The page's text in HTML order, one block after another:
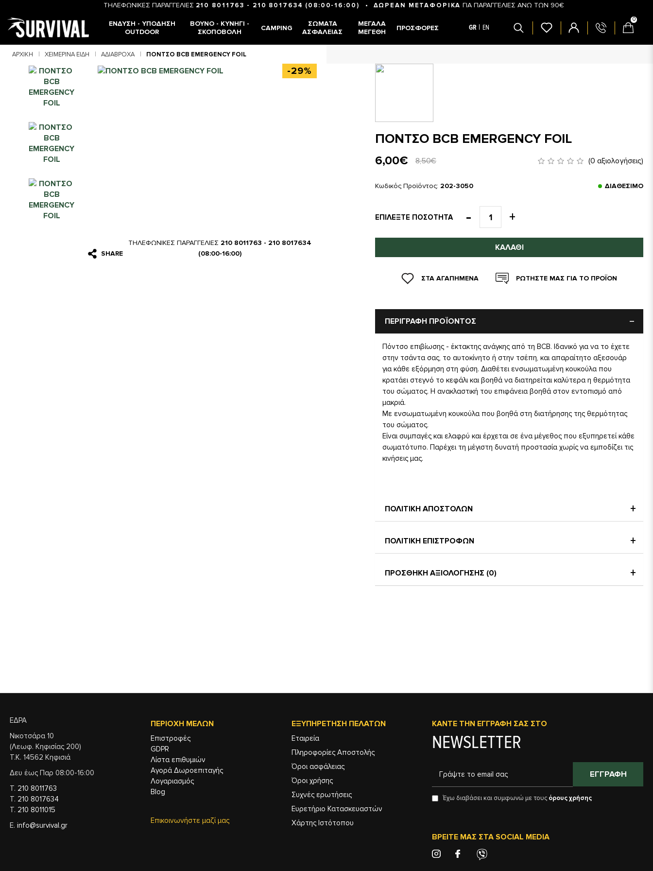
ΤΗΛΕΦΩΝΙΚΕΣ ΠΑΡΑΓΓΕΛΙΕΣ 210 8011763 - 210 8017634 (08:00-16:00) • ΔΩΡΕΑΝ ΜΕΤΑΦΟΡΙΚΑ ΓΙΑ ΠΑΡΑΓΓΕΛΙΕΣ ΑΝΩ ΤΩΝ 90€
ΈΝΔΥΣΗ - ΥΠΌΔΗΣΗ
OUTDOOR
ΒΟΥΝΌ - ΚΥΝΉΓΙ -
ΣΚΟΠΟΒΟΛΉ
CAMPING
ΣΏΜΑΤΑ
ΑΣΦΑΛΕΊΑΣ
ΜΕΓΆΛΑ
ΜΕΓΈΘΗ
ΠΡΟΣΦΟΡΈΣ GR EN
0
ΑΡΧΙΚΉ ΧΕΙΜΕΡΙΝΆ ΕΊΔΗ ΑΔΙΆΒΡΟΧΑ ΠΟΝΤΣΟ BCB EMERGENCY FOIL
-29%
SHARE
ΤΗΛΕΦΩΝΙΚΕΣ ΠΑΡΑΓΓΕΛΙΕΣ 210 8011763 - 210 8017634
(08:00-16:00)
ΠΟΝΤΣΟ BCB EMERGENCY FOIL
6,00€ 8,50€ (0 αξιολογήσεις)
Κωδικός Προϊόντος: 202-3050 ΔΙΑΘΈΣΙΜΟ
ΕΠΙΛΈΞΤΕ ΠΟΣΌΤΗΤΑ
ΚΑΛΆΘΙ
ΣΤΑ ΑΓΑΠΗΜΕΝΑ ΡΩΤΗΣΤΕ ΜΑΣ ΓΙΑ ΤΟ ΠΡΟΪΟΝ
ΠΕΡΙΓΡΑΦΗ ΠΡΟΪΟΝΤΟΣ
Πόντσο επιβίωσης - έκτακτης ανάγκης από τη BCB. Ιδανικό για να το έχετε
στην τσάντα σας, το αυτοκίνητο ή στην τσέπη, και απαραίτητο αξεσουάρ
για κάθε εξόρμηση στη φύση. Διαθέτει ενσωματωμένη κουκούλα που
κρατάει στεγνό το κεφάλι και βοηθά να διατηρείται καλύτερα η θερμότητα
του σώματος. Η ανακλαστική του επιφάνεια βοηθά στον εντοπισμό από
μακριά.
Με ενσωματωμένη κουκούλα που βοηθά στη διατήρησης της θερμότητας
του σώματος.
Είναι συμπαγές και ελαφρύ και έρχεται σε ένα μέγεθος που εξυπηρετεί κάθε
σωματότυπο. Παρέχει τη μέγιστη δυνατή προστασία χωρίς να εμποδίζει τις
κινήσεις μας.
ΠΟΛΙΤΙΚΗ ΑΠΟΣΤΟΛΩΝ
ΠΟΛΙΤΙΚΗ ΕΠΙΣΤΡΟΦΩΝ
ΠΡΟΣΘΗΚΗ ΑΞΙΟΛΟΓΗΣΗΣ (0)
ΕΔΡΑ
Νικοτσάρα 10
(Λεωφ. Κηφισίας 200)
Τ.Κ. 14562 Κηφισιά
Δευ έως Παρ 08:00-16:00
Τ. 210 8011763
Τ. 210 8017634
Τ. 210 8011015
Ε. info@survival.gr
ΠΕΡΙΟΧΉ ΜΕΛΏΝ
Επιστροφές
GDPR
Λίστα επιθυμιών
Αγορά Δωροεπιταγής
Λογαριασμός
Blog
Επικοινωνήστε μαζί μας
ΕΞΥΠΗΡΈΤΗΣΗ ΠΕΛΑΤΏΝ
Εταιρεία
Πληροφορίες Αποστολής
Όροι ασφάλειας
Όροι χρήσης
Συχνές ερωτήσεις
Ευρετήριο Κατασκευαστών
Χάρτης Ιστότοπου
ΚΆΝΤΕ ΤΗΝ ΕΓΓΡΑΦΉ ΣΑΣ ΣΤΟ
NEWSLETTER
ΕΓΓΡΑΦΉ
Έχω διαβάσει και συμφωνώ με τους όρους χρήσης
ΒΡΕΊΤΕ ΜΑΣ ΣΤΑ SOCIAL MEDIA